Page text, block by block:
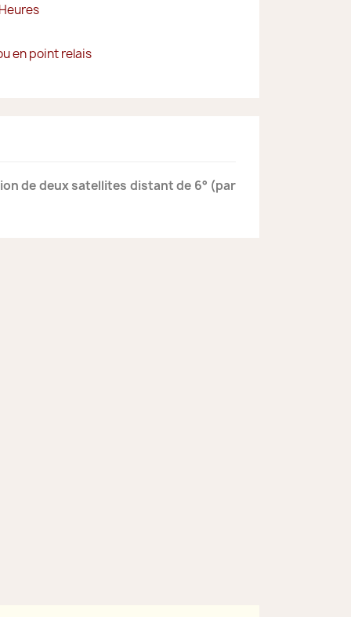
en point relais
de deux satellites distant de 6° (par